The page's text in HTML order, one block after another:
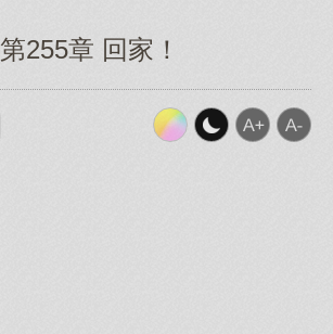
第255章 回家！